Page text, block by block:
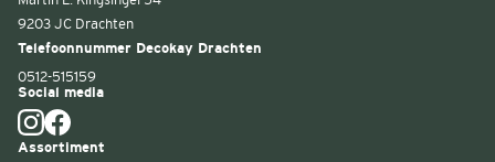
9203 JC Drachten
Telefoonnummer Decokay Drachten
0512-515159
Social media
Assortiment